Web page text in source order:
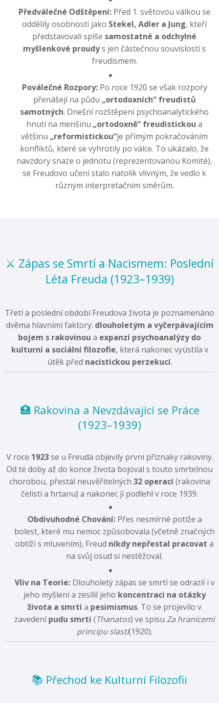
Předválečné Odštěpení:Před 1. světovou válkou se
oddělily osobnosti jako Stekel, Adler a Jung, kteří
představovali spíše samostatné a odchylné
myšlenkové proudys jen částečnou souvislostí s
freudismem.
Poválečné Rozpory:Po roce 1920 se však rozpory
přenášejí na půdu „ortodoxních“ freudistů
samotných. Dnešní rozštěpení psychoanalytického
hnutí na menšinu „ortodoxně“ freudistickou a
většinu „reformistickou“je přímým pokračováním
konfliktů, které se vyhrotily po válce. To ukázalo, že
navzdory snaze o jednotu (reprezentovanou Komité),
se Freudovo učení stalo natolik vlivným, že vedlo k
různým interpretačním směrům.
⚔️ Zápas se Smrtí a Nacismem: Poslední
Léta Freuda (1923–1939)
Třetí a poslední období Freudova života je poznamenáno
dvěma hlavními faktory: dlouholetým a vyčerpávajícím
bojem s rakovinou a expanzí psychoanalýzy do
kulturní a sociální filozofie, která nakonec vyústila v
útěk před nacistickou perzekucí.
🏥 Rakovina a Nevzdávající se Práce
(1923–1939)
V roce 1923se u Freuda objevily první příznaky rakoviny.
Od té doby až do konce života bojoval s touto smrtelnou
chorobou, přestál neuvěřitelných 32 operací(rakovina
čelisti a hrtanu) a nakonec jí podlehl v roce 1939.
Obdivuhodné Chování:Přes nesmírné potíže a
bolest, které mu nemoc způsobovala (včetně značných
obtíží s mluvením), Freud nikdy nepřestal pracovat a
na svůj osud si nestěžoval.
Vliv na Teorie:Dlouholetý zápas se smrtí se odrazil i v
jeho myšlení a zesílil jeho koncentraci na otázky
života a smrti a pesimismus. To se projevilo v
zavedenípudu smrti (Thanatos) ve spisu Za hranicemi
principu slasti(1920).
📚 Přechod ke Kulturní Filozofii